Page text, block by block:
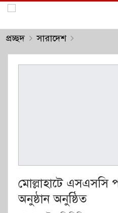
প্রচ্ছদ সারাদেশ
মোল্লাহাটে এসএসসি
অনুষ্ঠান অনুষ্ঠিত